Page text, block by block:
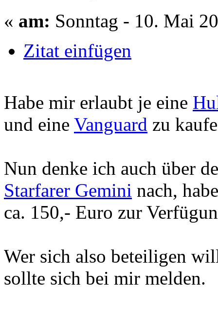
« am: Sonntag - 10. Mai
Zitat einfügen
Habe mir erlaubt je eine
und eine Vanguard zu
Nun denke ich auch über
Starfarer Gemini nach,
ca. 150,- Euro zur
Wer sich also beteiligen
sollte sich bei mir melden.